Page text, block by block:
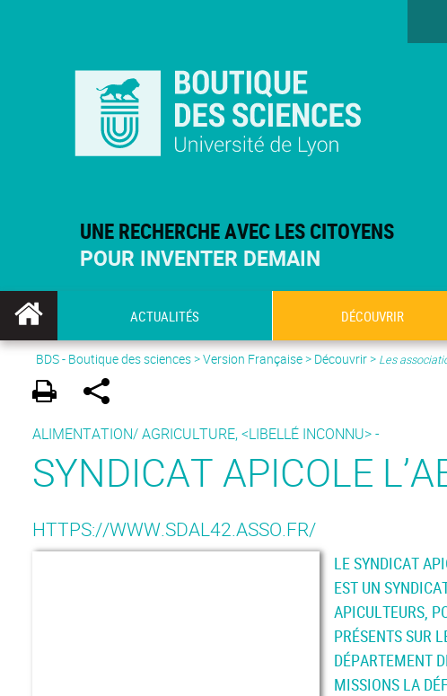
UNE RECHERCHE AVEC LES CITOYENS
POUR INVENTER DEMAIN
ACTUALITÉS DÉCOUVRIR
BDS - Boutique des sciences>Version Française> Découvrir > Les
ALIMENTATION/ AGRICULTURE, <LIBELLÉ INCONNU> -
SYNDICAT APICOLE
HTTPS://WWW.SDAL42.ASSO.FR/
LE SYNDICAT
EST UN
APICULTEURS,
PRÉSENTS SUR
DÉPARTEMENT
MISSIONS LA